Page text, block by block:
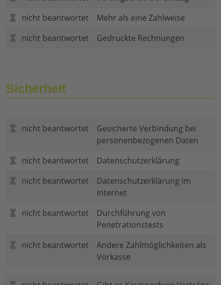
nicht beantwortet
Mehr als eine Zahlweise
nicht beantwortet
Gedruckte Rechnungen
Sicherheit
nicht beantwortet
Gesicherte Verbindung bei
personenbezogenen Daten
nicht beantwortet
Datenschutzerklärung
nicht beantwortet
Datenschutzerklärung im
Internet
nicht beantwortet
Durchführung von
Penetrationstests
nicht beantwortet
Andere Zahlmöglichkeiten als
Vorkasse